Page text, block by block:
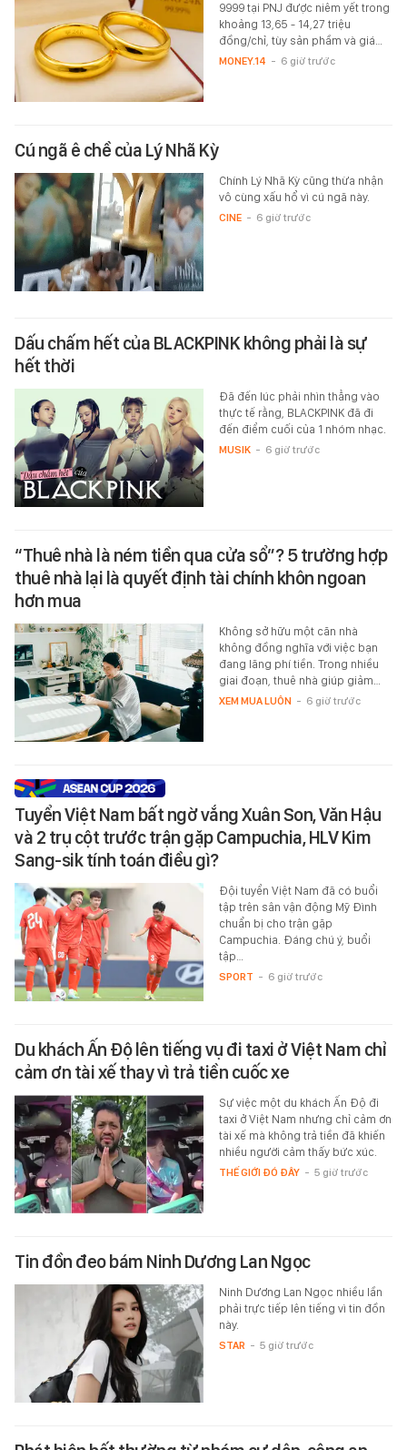
9999 tại PNJ được niêm yết trong
khoảng 13,65 - 14,27 triệu
đồng/chỉ, tùy sản phầm và giá…
MONEY.14 - 6 giờ trước
Cú ngã ê chề của Lý Nhã Kỳ
Chính Lý Nhã Kỳ cũng thừa nhận
vô cùng xấu hổ vì cú ngã này.
CINE - 6 giờ trước
Dấu chấm hết của BLACKPINK không phải là sự
hết thời
Đã đến lúc phải nhìn thẳng vào
thực tế rằng, BLACKPINK đã đi
đến điểm cuối của 1 nhóm nhạc.
MUSIK - 6 giờ trước
“Thuê nhà là ném tiền qua cửa sổ”? 5 trường hợp
thuê nhà lại là quyết định tài chính khôn ngoan
hơn mua
Không sở hữu một căn nhà
không đồng nghĩa với việc bạn
đang lãng phí tiền. Trong nhiều
giai đoạn, thuê nhà giúp giảm…
XEM MUA LUÔN - 6 giờ trước
Tuyển Việt Nam bất ngờ vắng Xuân Son, Văn Hậu
và 2 trụ cột trước trận gặp Campuchia, HLV Kim
Sang-sik tính toán điều gì?
Đội tuyển Việt Nam đã có buổi
tập trên sân vận động Mỹ Đình
chuẩn bị cho trận gặp
Campuchia. Đáng chú ý, buổi
tập…
SPORT - 6 giờ trước
Du khách Ấn Độ lên tiếng vụ đi taxi ở Việt Nam chỉ
cảm ơn tài xế thay vì trả tiền cuốc xe
Sự việc một du khách Ấn Độ đi
taxi ở Việt Nam nhưng chỉ cảm ơn
tài xế mà không trả tiền đã khiến
nhiều người cảm thấy bức xúc.
THẾ GIỚI ĐÓ ĐÂY - 5 giờ trước
Tin đồn đeo bám Ninh Dương Lan Ngọc
Ninh Dương Lan Ngọc nhiều lần
phải trực tiếp lên tiếng vì tin đồn
này.
STAR - 5 giờ trước